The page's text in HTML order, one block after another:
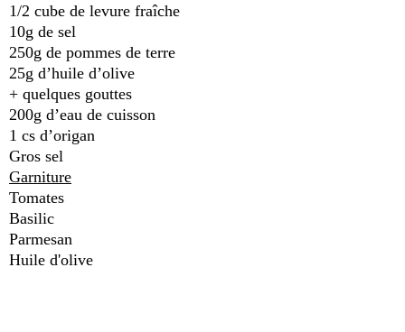
1/2 cube de levure fraîche
10g de sel
250g de pommes de terre
25g d’huile d’olive
+ quelques gouttes
200g d’eau de cuisson
1 cs d’origan
Gros sel
Garniture
Tomates
Basilic
Parmesan
Huile d'olive